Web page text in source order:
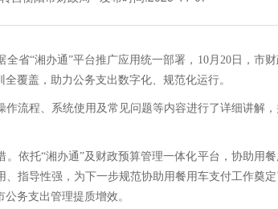
省“湘办通”平台推广应用统一部署，10月20日，市
覆盖，助力公务支出数字化、规范化运行。
流程、系统使用及常见问题等内容进行了详细讲解
依托“湘办通”及财政预算管理一体化平台，协助用
指导性强，为下一步规范协助用餐用车支付工作奠
务支出管理提质增效。